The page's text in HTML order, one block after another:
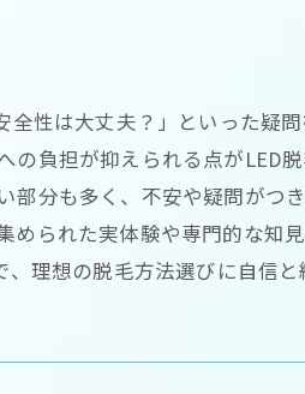
性は大丈夫？」といった疑
負担が抑えられる点がLED
分も多く、不安や疑問がつ
られた実体験や専門的な知
理想の脱毛方法選びに自信と